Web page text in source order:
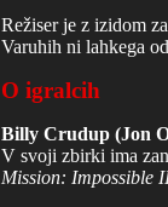
Režiser je z izidom
Varuhih ni lahkega
O igralcih
Billy Crudup (Jon
V svoji zbirki ima
Mission: Impossible